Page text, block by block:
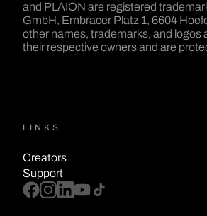
and PLAION are registered
GmbH, Embracer Platz 1, 6604
other names, trademarks, and logos
their respective owners and are
LINKS
Creators
Support
facebook
instagram
linkedinyoutube
tiktok